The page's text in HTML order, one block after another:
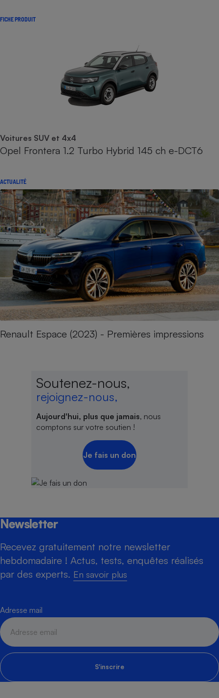
FICHE PRODUIT
Voitures SUV et 4x4
Opel Frontera 1.2 Turbo Hybrid 145 ch e-DCT6
ACTUALITÉ
Renault Espace (2023) - Premières impressions
Soutenez-nous,
rejoignez-nous,
Aujourd'hui, plus que jamais, nous
comptons sur votre soutien !
Je fais un don
Newsletter
Recevez gratuitement notre newsletter
hebdomadaire ! Actus, tests, enquêtes réalisés
par des experts. En savoir plus
Adresse mail
S'inscrire